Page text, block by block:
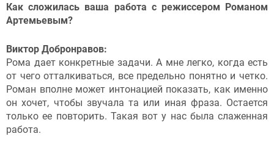
Как сложилась ваша работа с режиссером Романом
Артемьевым?
Виктор Добронравов:
Рома дает конкретные задачи. А мне легко, когда есть
от чего отталкиваться, все предельно понятно и четко.
Роман вполне может интонацией показать, как именно
он хочет, чтобы звучала та или иная фраза. Остается
только ее повторить. Такая вот у нас была слаженная
работа.